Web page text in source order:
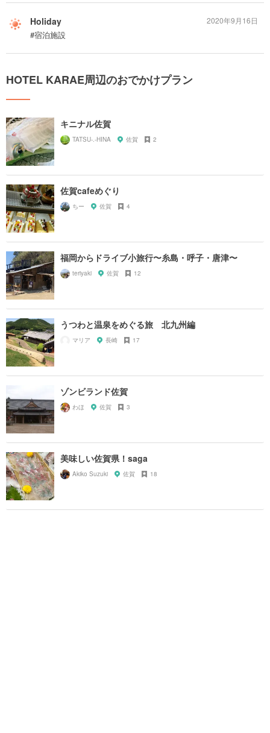
Holiday
#宿泊施設
2020年9月16日
HOTEL KARAE周辺のおでかけプラン
キニナル佐賀
TATSU-.-HINA 佐賀 2
佐賀cafeめぐり
ちー 佐賀 4
福岡からドライブ小旅行〜糸島・呼子・唐津〜
teriyaki 佐賀 12
うつわと温泉をめぐる旅 北九州編
マリア 長崎 17
ゾンビランド佐賀
わほ 佐賀 3
美味しい佐賀県！saga
Akiko Suzuki 佐賀 18